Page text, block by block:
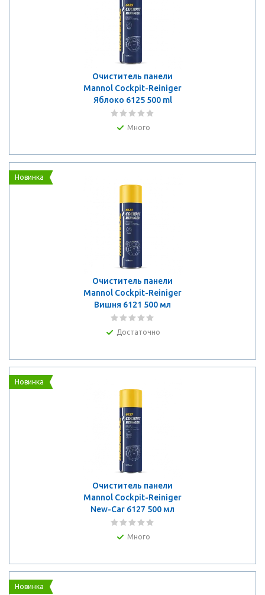
Очиститель панели
Mannol Cockpit-Reiniger
Яблоко 6125 500 ml
Много
Новинка
Очиститель панели
Mannol Cockpit-Reiniger
Вишня 6121 500 мл
Достаточно
Новинка
Очиститель панели
Mannol Cockpit-Reiniger
New-Car 6127 500 мл
Много
Новинка